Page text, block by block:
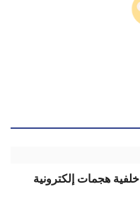
هجمات إلكترونية